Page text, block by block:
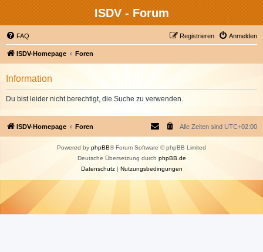
ISDV - Forum
FAQ Anmelden
Registrieren
ISDV-Homepage Foren
Information
Du bist leider nicht berechtigt, die Suche zu verwenden.
ISDV-Homepage Foren Alle Zeiten sind UTC+02:00
Powered by phpBB® Forum Software © phpBB Limited
Deutsche Übersetzung durch phpBB.de
Datenschutz| Nutzungsbedingungen